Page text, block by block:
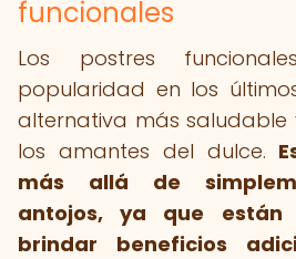
funcionales
Los postres
popularidad en los
alternativa más saludable
los amantes del dulce.
más allá de
antojos, ya que están
brindar beneficios